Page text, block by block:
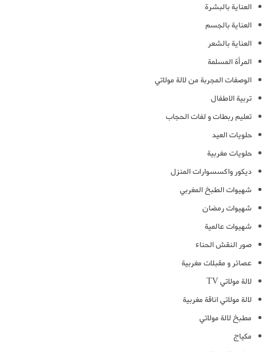
العناية بالبشرة
العناية بالجسم
العناية بالشعر
المرأة المسلمة
الوصفات المجربة من لالة مولاتي
تربية الاطفال
تعليم ربطات و لفات الحجاب
حلويات العيد
حلويات مغربية
ديكور واكسسوارات المنزل
شهيوات الطبخ المغربي
شهيوات رمضان
شهيوات عالمية
صور النقش الحناء
عصائر و مقبلات مغربية
لالة مولاتي TV
لالة مولاتي اناقة مغربية
مطبخ لالة مولاتي
مكياج